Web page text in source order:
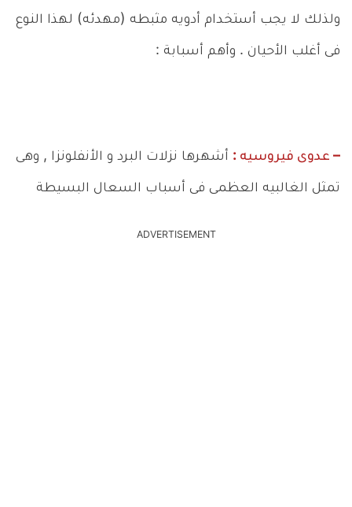
ولذلك لا يجب أستخدام أدويه مثبطه (مهدئه) لهذا النوع
فى أغلب الأحيان . وأهم أسبابة :
– عدوى فيروسيه : أشهرها نزلات البرد و الأنفلونزا , وهى
تمثل الغالبيه العظمى فى أسباب السعال البسيطة
ADVERTISEMENT